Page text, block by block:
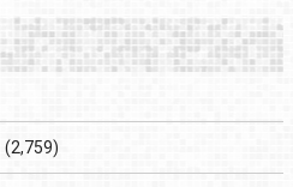
(2,759)